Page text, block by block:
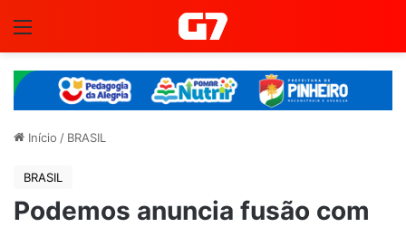
Início / BRASIL
BRASIL
Podemos anuncia fusão com